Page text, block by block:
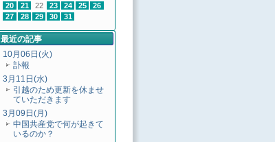
20
21 22 23 24 25
26
27
28 29 30 31
最近の記事
10月06日(火)
訃報
3月11日(水)
引越のため更新を休ませ
ていただきます
3月09日(月)
中国共産党で何が起きて
いるのか？